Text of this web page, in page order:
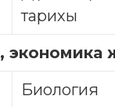
тарихы
, экономика
Биология